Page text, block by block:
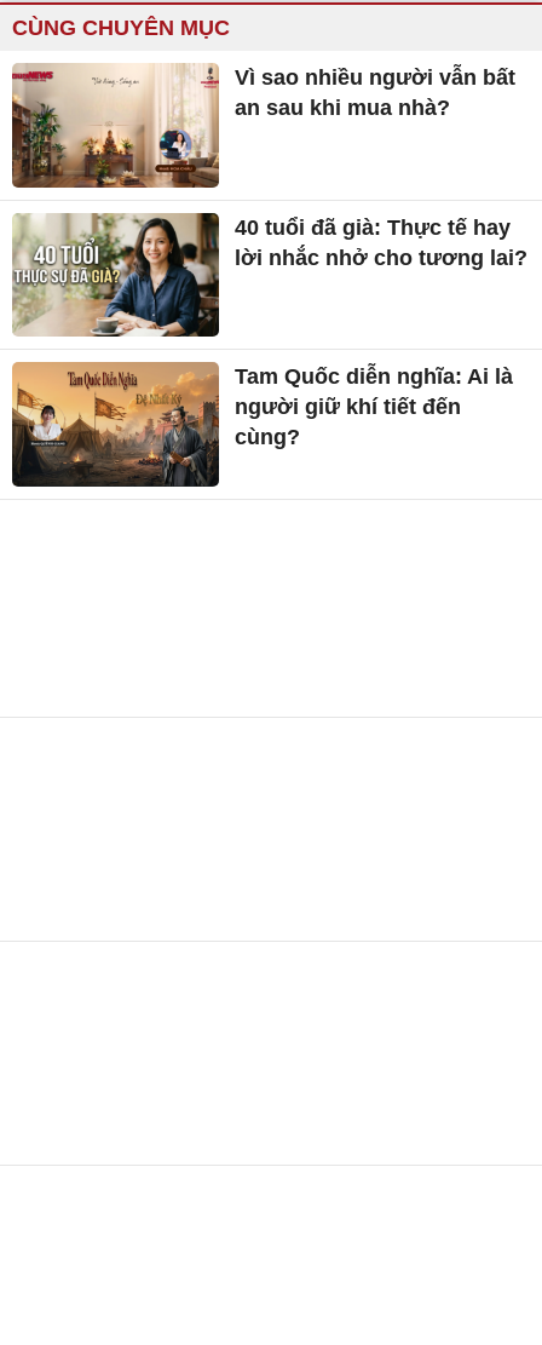
CÙNG CHUYÊN MỤC
Vì sao nhiều người vẫn bất
an sau khi mua nhà?
40 tuổi đã già: Thực tế hay
lời nhắc nhở cho tương lai?
Tam Quốc diễn nghĩa: Ai là
người giữ khí tiết đến
cùng?